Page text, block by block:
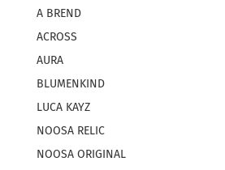
A BREND
ACROSS
AURA
BLUMENKIND
LUCA KAYZ
NOOSA RELIC
NOOSA ORIGINAL